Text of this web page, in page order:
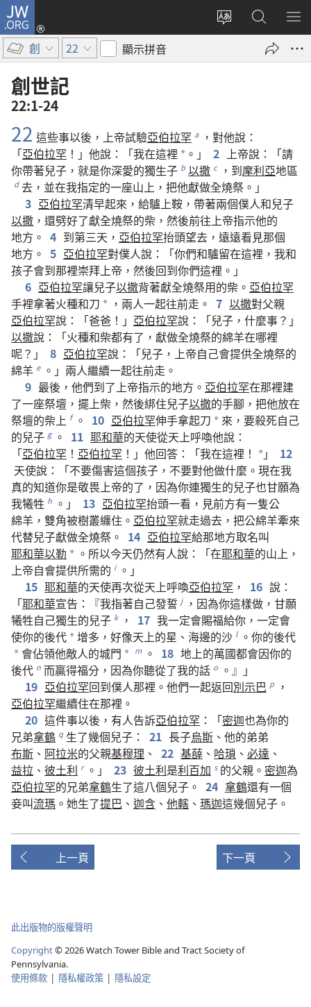
JW.ORG
更
網
登
入
啟
搜
尋
JW.ORG
顯
選
創 22 顯示拼音
創世記
22:1-24
22 這些事以後 ， 上帝試驗亞伯拉罕 a ， 對他說 ：
「亞伯拉罕 ！」 他說 ：「我在這裡 * 。」 2 上帝說 ：「請
你帶著兒子 ， 就是你深愛的獨生子 b 以撒 c ， 到摩利亞地區
d 去 ， 並在我指定的一座山上 ， 把他獻做全燒祭 。」
3 亞伯拉罕清早起來 ， 給驢上鞍 ， 帶著兩個僕人和兒子
以撒 ， 還劈好了獻全燒祭的柴 ， 然後前往上帝指示他的
地方 。 4 到第三天 ， 亞伯拉罕抬頭望去 ， 遠遠看見那個
地方 。 5 亞伯拉罕對僕人說 ：「你們和驢留在這裡 ， 我和
孩子會到那裡崇拜上帝 ， 然後回到你們這裡 。」
6 亞伯拉罕讓兒子以撒背著獻全燒祭用的柴 。 亞伯拉罕
手裡拿著火種和刀 * ， 兩人一起往前走 。 7 以撒對父親
亞伯拉罕說 ：「爸爸 ！」 亞伯拉罕說 ：「兒子 ， 什麼事？」
以撒說 ：「火種和柴都有了 ， 獻做全燒祭的綿羊在哪裡
呢？」 8 亞伯拉罕說 ：「兒子 ， 上帝自己會提供全燒祭的
綿羊 e 。」 兩人繼續一起往前走 。
9 最後 ， 他們到了上帝指示的地方 。 亞伯拉罕在那裡建
了一座祭壇 ， 擺上柴 ， 然後綁住兒子以撒的手腳 ， 把他放在
祭壇的柴上 f 。 10 亞伯拉罕伸手拿起刀 * 來 ， 要殺死自己
的兒子 g 。 11 耶和華的天使從天上呼喚他說 ：
「亞伯拉罕 ！ 亞伯拉罕 ！」 他回答 ：「我在這裡 ！ *」
12
天使說 ：「不要傷害這個孩子 ， 不要對他做什麼 。 現在我
真的知道你是敬畏上帝的了 ， 因為你連獨生的兒子也甘願為
我犧牲 h 。」 13 亞伯拉罕抬頭一看 ， 見前方有一隻公
綿羊 ， 雙角被樹叢纏住 。 亞伯拉罕就走過去 ， 把公綿羊牽來
代替兒子獻做全燒祭 。 14 亞伯拉罕給那地方取名叫
耶和華以勒 * 。 所以今天仍然有人說 ：「在耶和華的山上 ，
上帝自會提供所需的 i 。」
15 耶和華的天使再次從天上呼喚亞伯拉罕 ， 16 說 ：
「耶和華宣告 ：『我指著自己發誓 j ， 因為你這樣做 ， 甘願
犧牲自己獨生的兒子 k ， 17 我一定會賜福給你 ， 一定會
使你的後代 *增多 ， 好像天上的星 、 海邊的沙 l 。 你的後代
*會佔領他敵人的城門 * m 。 18 地上的萬國都會因你的
後代 n 而贏得福分 ， 因為你聽從了我的話 o 。』」
19 亞伯拉罕回到僕人那裡 。 他們一起返回別示巴 p
，
亞伯拉罕繼續住在那裡 。
20 這件事以後 ， 有人告訴亞伯拉罕 ：「密迦也為你的
兄弟拿鶴 q 生了幾個兒子 ： 21 長子烏斯 、 他的弟弟
布斯 、 阿拉米的父親基穆理 、 22 基薛 、 哈瑣 、 必達 、
益拉 、 彼土利 r 。」 23 彼土利是利百加 s 的父親 。 密迦為
亞伯拉罕的兄弟拿鶴生了這八個兒子 。 24 拿鶴還有一個
妾叫流瑪 。 她生了提巴 、 迦含 、 他轄 、 瑪迦這幾個兒子 。
上一頁 下一頁
此出版物的版權聲明
Copyright© 2026Watch Tower Bible and Tract Society of
Pennsylvania.
使用條款 | 隱私權政策 | 隱私設定